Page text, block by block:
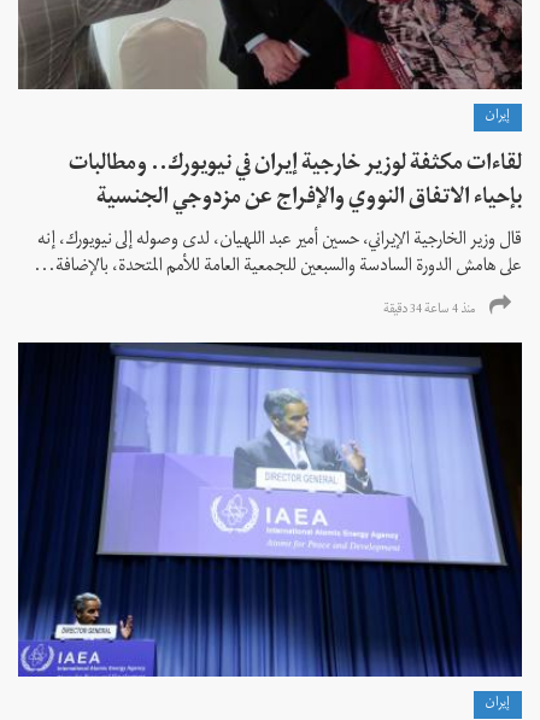
إيران
لقاءات مكثفة لوزير خارجية إيران في نيويورك.. ومطالبات
بإحياء الاتفاق النووي والإفراج عن مزدوجي الجنسية
قال وزير الخارجية الإيراني، حسين أمير عبد اللهيان، لدى وصوله إلى نيويورك، إنه
على هامش الدورة السادسة والسبعين للجمعية العامة للأمم المتحدة، بالإضافة...
منذ 4 ساعة 34 دقیقة
إيران